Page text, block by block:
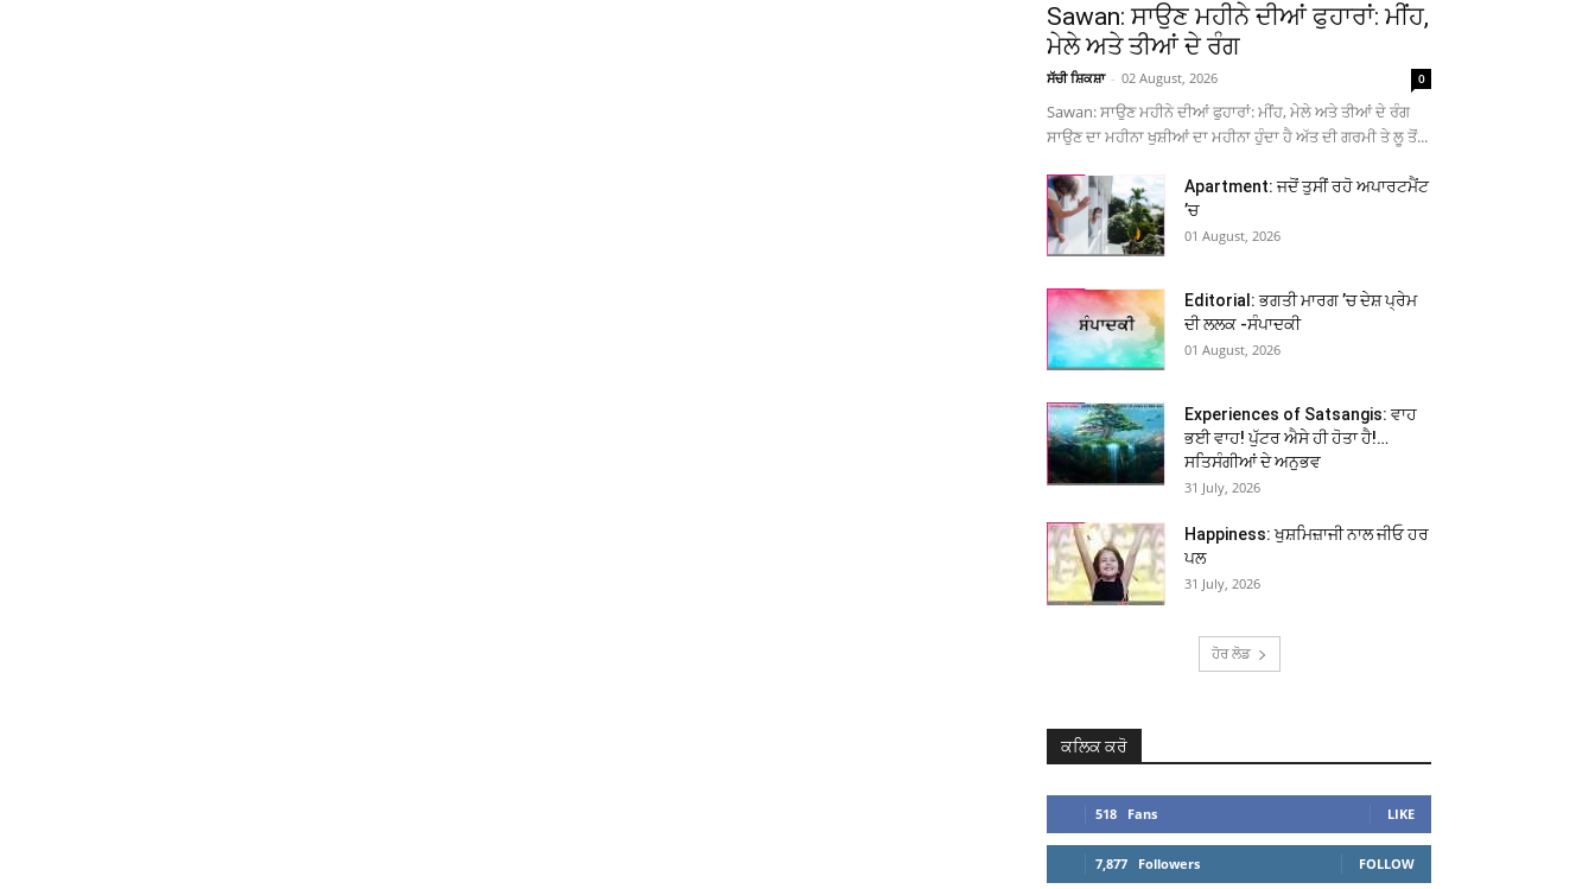
Sawan: ਸਾਉਣ ਮਹੀਨੇ ਦੀਆਂ ਫੁਹਾਰਾਂ: ਮੀਂਹ,
ਮੇਲੇ ਅਤੇ ਤੀਆਂ ਦੇ ਰੰਗ
ਸੱਚੀ ਸ਼ਿਕਸ਼ਾ - 02 August, 2026 0
Sawan: ਸਾਉਣ ਮਹੀਨੇ ਦੀਆਂ ਫੁਹਾਰਾਂ: ਮੀਂਹ, ਮੇਲੇ ਅਤੇ ਤੀਆਂ ਦੇ ਰੰਗ
ਸਾਉਣ ਦਾ ਮਹੀਨਾ ਖੁਸ਼ੀਆਂ ਦਾ ਮਹੀਨਾ ਹੁੰਦਾ ਹੈ ਅੱਤ ਦੀ ਗਰਮੀ ਤੇ ਲੂ ਤੋਂ...
Apartment: ਜਦੋਂ ਤੁਸੀਂ ਰਹੋ ਅਪਾਰਟਮੈਂਟ
’ਚ
01 August, 2026
Editorial: ਭਗਤੀ ਮਾਰਗ ’ਚ ਦੇਸ਼ ਪ੍ਰੇਮ
ਦੀ ਲਲਕ -ਸੰਪਾਦਕੀ
01 August, 2026
Experiences of Satsangis: ਵਾਹ
ਭਈ ਵਾਹ! ਪੁੱਟਰ ਐਸੇ ਹੀ ਹੋਤਾ ਹੈ!…
ਸਤਿਸੰਗੀਆਂ ਦੇ ਅਨੁਭਵ
31 July, 2026
Happiness: ਖੁਸ਼ਮਿਜ਼ਾਜੀ ਨਾਲ ਜੀਓ ਹਰ
ਪਲ
31 July, 2026
ਹੋਰ ਲੋਡ
ਕਲਿਕ ਕਰੋ
518 Fans LIKE
7,877 Followers FOLLOW